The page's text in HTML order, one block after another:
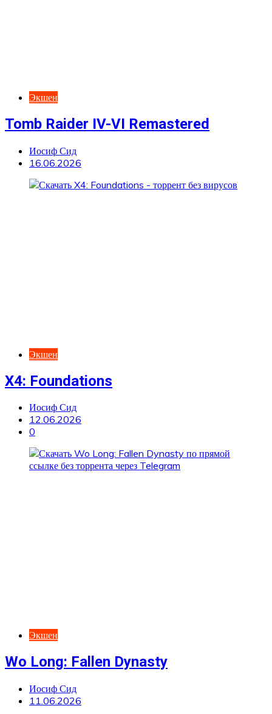
Экшен
Tomb Raider IV-VI Remastered
Иосиф Сид
16.06.2026
Экшен
X4: Foundations
Иосиф Сид
12.06.2026
0
Экшен
Wo Long: Fallen Dynasty
Иосиф Сид
11.06.2026